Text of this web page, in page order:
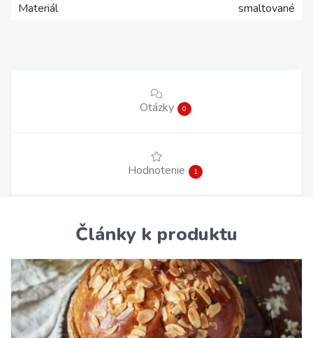
Materiál
smaltované
Otázky 0
Hodnotenie 1
Články k produktu